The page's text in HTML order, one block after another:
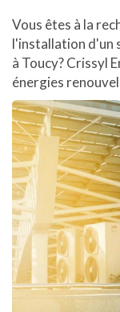
Vous êtes à la
l'installation d'un
à Toucy? Crissyl
énergies